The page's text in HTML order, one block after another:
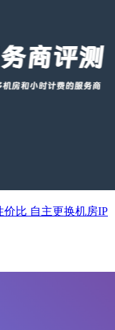
价比 自主更换机房IP